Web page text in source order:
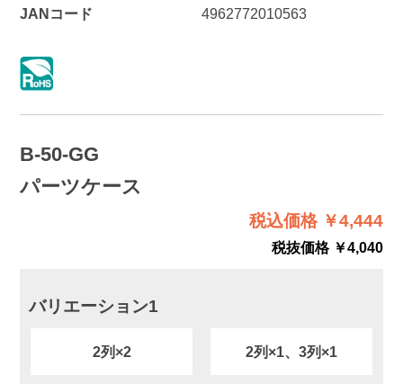
JANコード 4962772010563
B-50-GG
パーツケース
税込価格 ￥4,444
税抜価格 ￥4,040
バリエーション1
2列×2 2列×1、3列×1